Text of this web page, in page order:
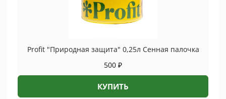
Profit "Природная защита" 0,25л Сенная палочка
500 ₽
КУПИТЬ